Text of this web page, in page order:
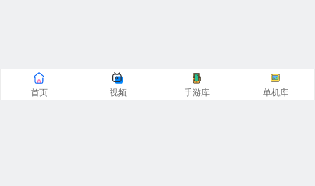
首页 视频 手游库 单机库